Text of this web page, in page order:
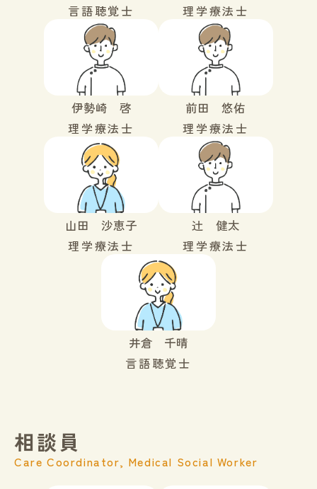
言語聴覚士
理学療法士
伊勢崎 啓
理学療法士
前田 悠佑
理学療法士
山田 沙恵子
理学療法士
辻 健太
理学療法士
井倉 千晴
言語聴覚士
相談員
Care Coordinator, Medical Social Worker